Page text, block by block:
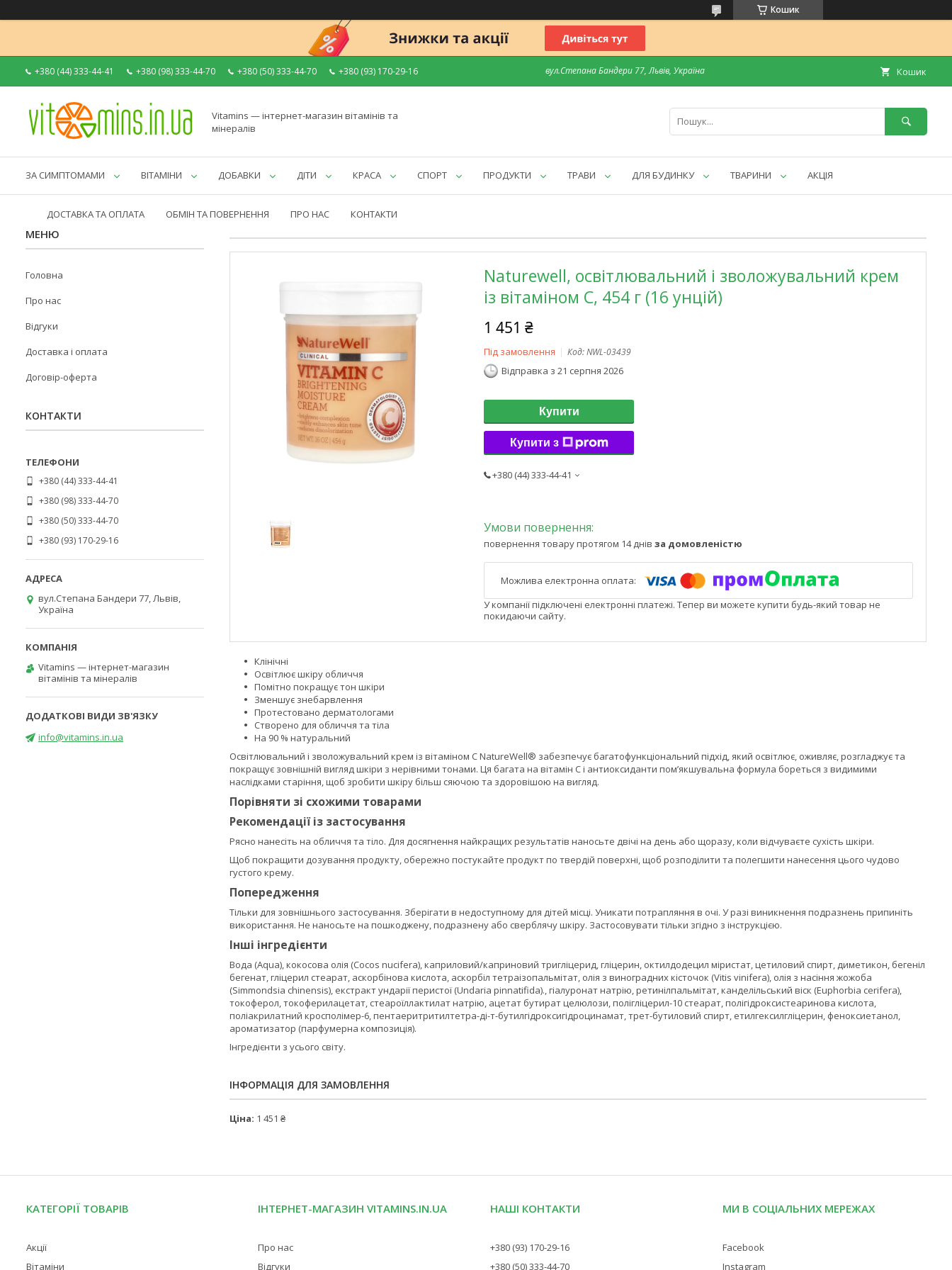
Кошик
+380 (44) 333-44-41 +380 (98) 333-44-70 +380 (50) 333-44-70 +380 (93) 170-29-16 вул.Степана Бандери 77, Львів, Україна Кошик
Vitamins — інтернет-магазин вітамінів та
мінералів
ЗА СИМПТОМАМИ ВІТАМІНИ ДОБАВКИ ДІТИ КРАСА СПОРТ ПРОДУКТИ ТРАВИ ДЛЯ БУДИНКУ ТВАРИНИ АКЦІЯ
ДОСТАВКА ТА ОПЛАТА ОБМІН ТА ПОВЕРНЕННЯ ПРО НАС КОНТАКТИ
Naturewell, освітлювальний і зволожувальний крем
із вітаміном C, 454 г (16 унцій)
1 451 ₴
Під замовлення Код:NWL-03439
Відправка з 21 серпня 2026
Купити
Купити з
+380 (44) 333-44-41
повернення товару протягом 14 днів за домовленістю
У компанії підключені електронні платежі. Тепер ви можете купити будь-який товар не
покидаючи сайту.
Клінічні
Освітлює шкіру обличчя
Помітно покращує тон шкіри
Зменшує знебарвлення
Протестовано дерматологами
Створено для обличчя та тіла
На 90 % натуральний
Освітлювальний і зволожувальний крем із вітаміном C NatureWell® забезпечує багатофункціональний підхід, який освітлює, оживляє, розгладжує та
покращує зовнішній вигляд шкіри з нерівними тонами. Ця багата на вітамін C і антиоксиданти пом’якшувальна формула бореться з видимими
наслідками старіння, щоб зробити шкіру більш сяючою та здоровішою на вигляд.
Порівняти зі схожими товарами
Рекомендації із застосування
Рясно нанесіть на обличчя та тіло. Для досягнення найкращих результатів наносьте двічі на день або щоразу, коли відчуваєте сухість шкіри.
Щоб покращити дозування продукту, обережно постукайте продукт по твердій поверхні, щоб розподілити та полегшити нанесення цього чудово
густого крему.
Попередження
Тільки для зовнішнього застосування. Зберігати в недоступному для дітей місці. Уникати потрапляння в очі. У разі виникнення подразнень припиніть
використання. Не наносьте на пошкоджену, подразнену або сверблячу шкіру. Застосовувати тільки згідно з інструкцією.
Інші інгредієнти
Вода (Aqua), кокосова олія (Cocos nucifera), каприловий/каприновий тригліцерид, гліцерин, октилдодецил міристат, цетиловий спирт, диметикон, бегеніл
бегенат, гліцерил стеарат, аскорбінова кислота, аскорбіл тетраізопальмітат, олія з виноградних кісточок (Vitis vinifera), олія з насіння жожоба
(Simmondsia chinensis), екстракт ундарії перистої (Undaria pinnatifida)., гіалуронат натрію, ретинілпальмітат, канделільський віск (Euphorbia cerifera),
токоферол, токоферилацетат, стеароїллактилат натрію, ацетат бутират целюлози, полігліцерил-10 стеарат, полігідроксистеаринова кислота,
поліакрилатний кросполімер-6, пентаеритритилтетра-ді-т-бутилгідроксигідроцинамат, трет-бутиловий спирт, етилгексилгліцерин, феноксиетанол,
ароматизатор (парфумерна композиція).
Інгредієнти з усього світу.
ІНФОРМАЦІЯ ДЛЯ ЗАМОВЛЕННЯ
Ціна: 1 451 ₴
Головна
Про нас
Відгуки
Доставка і оплата
Договір-оферта
КОНТАКТИ
+380 (44) 333-44-41
+380 (98) 333-44-70
+380 (50) 333-44-70
+380 (93) 170-29-16
вул.Степана Бандери 77, Львів,
Україна
Vitamins — інтернет-магазин
вітамінів та мінералів
info@vitamins.in.ua
КАТЕГОРІЇ ТОВАРІВ
Акції
Вітаміни
ІНТЕРНЕТ-МАГАЗИН VITAMINS.IN.UA
Про нас
Відгуки
НАШІ КОНТАКТИ
+380 (93) 170-29-16
+380 (50) 333-44-70
МИ В СОЦІАЛЬНИХ МЕРЕЖАХ
Facebook
Instagram